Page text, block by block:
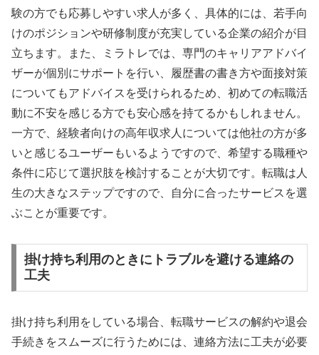
験の方でも応募しやすい求人が多く、具体的には、若手向
けのポジションや研修制度が充実している企業の紹介が目
立ちます。また、ミラトレでは、専門のキャリアアドバイ
ザーが個別にサポートを行い、履歴書の書き方や面接対策
についてもアドバイスを受けられるため、初めての転職活
動に不安を感じる方でも安心感を持てるかもしれません。
一方で、経験者向けの高年収求人については他社の方が多
いと感じるユーザーもいるようですので、希望する職種や
条件に応じて選択肢を検討することが大切です。転職は人
生の大きなステップですので、自分に合ったサービスを選
ぶことが重要です。
掛け持ち利用のときにトラブルを避ける連絡の
工夫
掛け持ち利用をしている場合、転職サービスの解約や退会
手続きをスムーズに行うためには、連絡方法に工夫が必要